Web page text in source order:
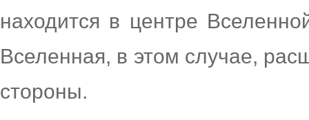
находится в центре
Вселенная, в этом случае,
стороны.